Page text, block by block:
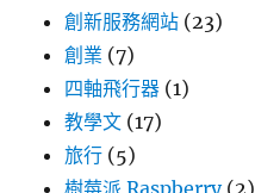
創新服務網站 (23)
創業 (7)
四軸飛行器 (1)
教學文 (17)
旅行 (5)
樹莓派 Raspberry(2)